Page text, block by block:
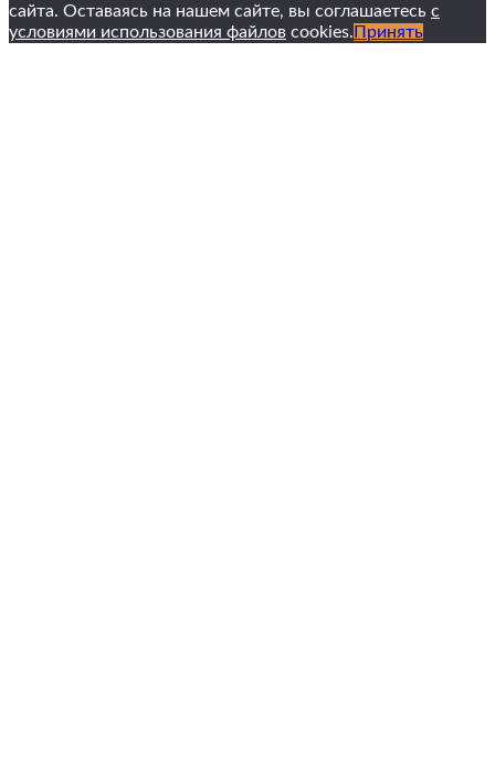
сайта. Оставаясь на нашем сайте, вы соглашаетесь с
условиями использования файлов cookies. Принять